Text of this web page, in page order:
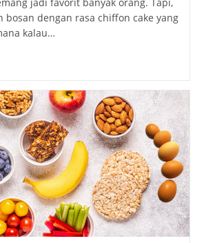
bosan dengan rasa chiffon cake yang
kalau…